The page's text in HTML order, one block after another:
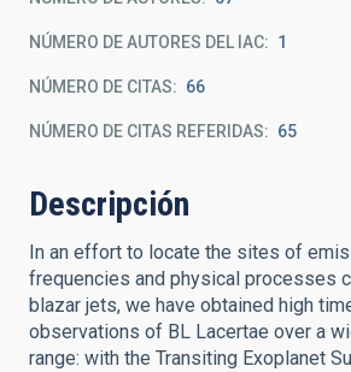
NÚMERO DE AUTORES DEL IAC 1
NÚMERO DE CITAS 66
NÚMERO DE CITAS REFERIDAS 65
Descripción
In an effort to locate the sites of
frequencies and physical processes
blazar jets, we have obtained high
observations of BL Lacertae over a
range: with the Transiting Exoplanet